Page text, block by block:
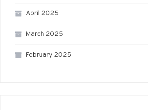
April 2025
March 2025
February 2025